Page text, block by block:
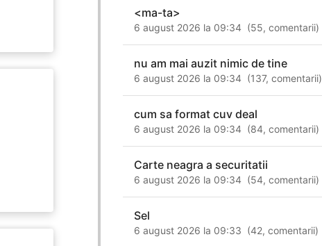
<ma-ta>
6 august 2026 la 09:34 (55,comentarii)
nu am mai auzit nimic de tine
6 august 2026 la 09:34 (137,comentarii)
cum sa format cuv deal
6 august 2026 la 09:34 (84,comentarii)
Carte neagra a securitatii
6 august 2026 la 09:34 (54,comentarii)
Sel
6 august 2026 la 09:33 (42,comentarii)